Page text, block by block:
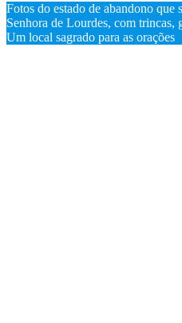
Fotos do estado de abandono que
Senhora de Lourdes, com trincas,
Um local sagrado para as orações